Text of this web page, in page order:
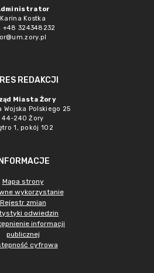
Karina Kostka
+48 324348232
or@um.zory.pl
REDAKCJI
Miasta Żory
Wojska Polskiego 25
44-240 Żory
1, pokój 102
INFORMACJE
Mapa strony
wykorzystanie
Rejestr zmian
odwiedzin
informacji
publicznej
cyfrowa